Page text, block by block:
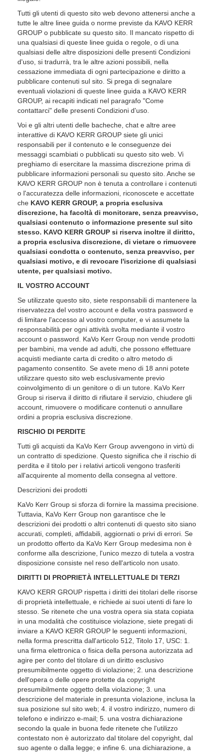
Tutti gli utenti di questo sito web devono attenersi anche a
tutte le altre linee guida o norme previste da KAVO KERR
GROUP o pubblicate su questo sito. Il mancato rispetto di
una qualsiasi di queste linee guida o regole, o di una
qualsiasi delle altre disposizioni delle presenti Condizioni
d'uso, si tradurrà, tra le altre azioni possibili, nella
cessazione immediata di ogni partecipazione e diritto a
pubblicare contenuti sul sito. Si prega di segnalare
eventuali violazioni di queste linee guida a KAVO KERR
GROUP, ai recapiti indicati nel paragrafo "Come
contattarci" delle presenti Condizioni d'uso.
Voi e gli altri utenti delle bacheche, chat e altre aree
interattive di KAVO KERR GROUP siete gli unici
responsabili per il contenuto e le conseguenze dei
messaggi scambiati o pubblicati su questo sito web. Vi
preghiamo di esercitare la massima discrezione prima di
pubblicare informazioni personali su questo sito. Anche se
KAVO KERR GROUP non è tenuta a controllare i contenuti
o l'accuratezza delle informazioni, riconoscete e accettate
che KAVO KERR GROUP, a propria esclusiva
discrezione, ha facoltà di monitorare, senza preavviso,
qualsiasi contenuto o informazione presente sul sito
stesso. KAVO KERR GROUP si riserva inoltre il diritto,
a propria esclusiva discrezione, di vietare o rimuovere
qualsiasi condotta o contenuto, senza preavviso, per
qualsiasi motivo, e di revocare l'iscrizione di qualsiasi
utente, per qualsiasi motivo.
IL VOSTRO ACCOUNT
Se utilizzate questo sito, siete responsabili di mantenere la
riservatezza del vostro account e della vostra password e
di limitare l'accesso al vostro computer, e vi assumete la
responsabilità per ogni attività svolta mediante il vostro
account o password. KaVo Kerr Group non vende prodotti
per bambini, ma vende ad adulti, che possono effettuare
acquisti mediante carta di credito o altro metodo di
pagamento consentito. Se avete meno di 18 anni potete
utilizzare questo sito web esclusivamente previo
coinvolgimento di un genitore o di un tutore. KaVo Kerr
Group si riserva il diritto di rifiutare il servizio, chiudere gli
account, rimuovere o modificare contenuti o annullare
ordini a propria esclusiva discrezione.
RISCHIO DI PERDITE
Tutti gli acquisti da KaVo Kerr Group avvengono in virtù di
un contratto di spedizione. Questo significa che il rischio di
perdita e il titolo per i relativi articoli vengono trasferiti
all'acquirente al momento della consegna al vettore.
Descrizioni dei prodotti
KaVo Kerr Group si sforza di fornire la massima precisione.
Tuttavia, KaVo Kerr Group non garantisce che le
descrizioni dei prodotti o altri contenuti di questo sito siano
accurati, completi, affidabili, aggiornati o privi di errori. Se
un prodotto offerto da KaVo Kerr Group medesima non è
conforme alla descrizione, l'unico mezzo di tutela a vostra
disposizione consiste nel reso dell'articolo non usato.
DIRITTI DI PROPRIETÀ INTELLETTUALE DI TERZI
KAVO KERR GROUP rispetta i diritti dei titolari delle risorse
di proprietà intellettuale, e richiede ai suoi utenti di fare lo
stesso. Se ritenete che una vostra opera sia stata copiata
in una modalità che costituisce violazione, siete pregati di
inviare a KAVO KERR GROUP le seguenti informazioni,
nella forma prescritta dall'articolo 512, Titolo 17, USC: 1.
una firma elettronica o fisica della persona autorizzata ad
agire per conto del titolare di un diritto esclusivo
presumibilmente oggetto di violazione; 2. una descrizione
dell'opera o delle opere protette da copyright
presumibilmente oggetto della violazione; 3. una
descrizione del materiale in presunta violazione, inclusa la
sua posizione sul sito web; 4. il vostro indirizzo, numero di
telefono e indirizzo e-mail; 5. una vostra dichiarazione
secondo la quale in buona fede ritenete che l'utilizzo
contestato non è autorizzato dal titolare del copyright, dal
suo agente o dalla legge; e infine 6. una dichiarazione, a